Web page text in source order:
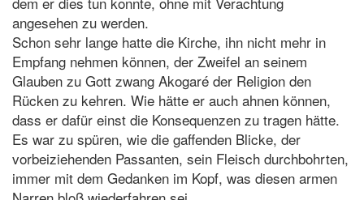
angesehen zu werden.
Schon sehr lange hatte die Kirche, ihn nicht mehr in
Empfang nehmen können, der Zweifel an seinem
Glauben zu Gott zwang Akogaré der Religion den
Rücken zu kehren. Wie hätte er auch ahnen können,
dass er dafür einst die Konsequenzen zu tragen hätte.
Es war zu spüren, wie die gaffenden Blicke, der
vorbeiziehenden Passanten, sein Fleisch durchbohrten,
immer mit dem Gedanken im Kopf, was diesen armen